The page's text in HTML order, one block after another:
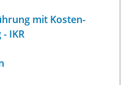
mit Kosten-
IKR